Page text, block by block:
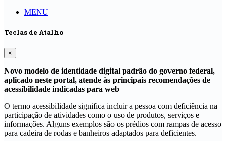
MENU
Teclas de Atalho
×
Novo modelo de identidade digital padrão do governo federal,
aplicado neste portal, atende às principais recomendações de
acessibilidade indicadas para web
O termo acessibilidade significa incluir a pessoa com deficiência na
participação de atividades como o uso de produtos, serviços e
informações. Alguns exemplos são os prédios com rampas de acesso
para cadeira de rodas e banheiros adaptados para deficientes.